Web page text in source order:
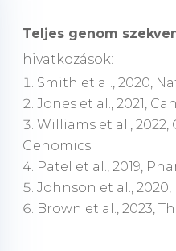
Teljes genom
hivatkozások:
Smith et al., 2020,
Jones et al., 2021,
Williams et al., 2022,
Genomics
Patel et al., 2019,
Johnson et al.,
Brown et al., 2023,